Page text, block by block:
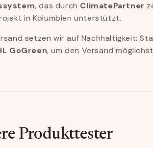
, das durch ClimatePartner
in Kolumbien unterstützt.
setzen wir auf Nachhaltigkeit:
GoGreen, um den Versand
Produkttester